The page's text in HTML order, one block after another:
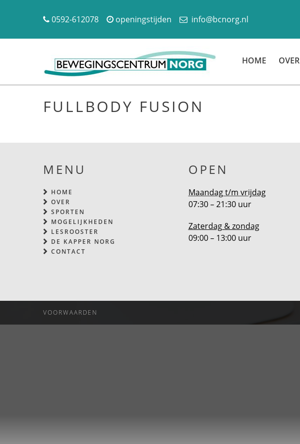
0592-612078 openingstijden info@bcnorg.nl
HOME OVER
FULLBODY FUSION
MENU
HOME
OVER
SPORTEN
MOGELIJKHEDEN
LESROOSTER
DE KAPPER NORG
CONTACT
OPEN
Maandag t/m vrijdag
07:30 – 21:30 uur
Zaterdag & zondag
09:00 – 13:00 uur
VOORWAARDEN